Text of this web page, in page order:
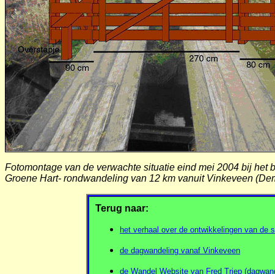
Fotomontage van de verwachte situatie eind mei 2004 bij
Groene Hart- rondwandeling van 12 km vanuit Vinkeveen
Terug naar:
het verhaal over de ontwikkelingen van de
de dagwandeling vanaf Vinkeveen
de Wandel Website van Fred Triep